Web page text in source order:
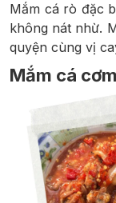
Mắm cá rò đặc
không nát nhừ.
quyện cùng vị
Mắm cá cơm